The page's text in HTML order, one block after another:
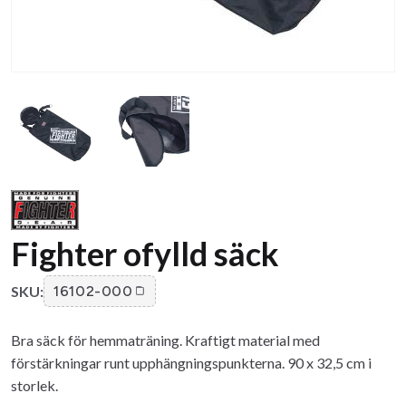
Fighter ofylld säck
SKU: 16102-000
Bra säck för hemmaträning. Kraftigt material med
förstärkningar runt upphängningspunkterna. 90 x 32,5 cm i
storlek.